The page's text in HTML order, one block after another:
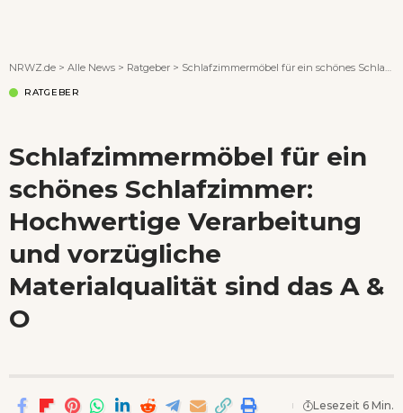
NRWZ.de > Alle News > Ratgeber > Schlafzimmermöbel für ein schönes Schlafzimmer: Hochwertige Verarbeitung und vorzügliche Materialqualität sind das A & O
RATGEBER
Schlafzimmermöbel für ein
schönes Schlafzimmer:
Hochwertige Verarbeitung
und vorzügliche
Materialqualität sind das A &
O
Lesezeit 6 Min.